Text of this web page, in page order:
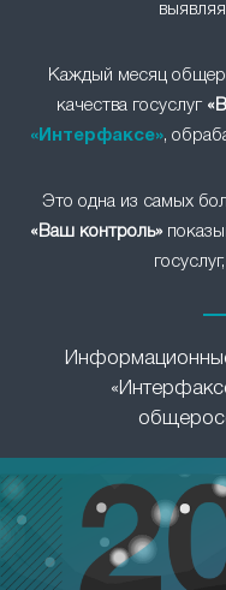
Каждый месяц
качества госуслуг
«Интерфаксе»,
Это одна из самых
«Ваш контроль»